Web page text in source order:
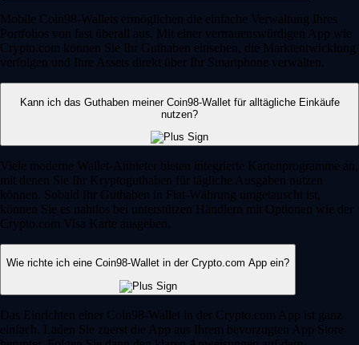
Mobile Coin98-Wallets ermöglichen die einfache Verwaltung Ihres
Portfolios von fast überall aus. Mit einer vertrauenswürdigen App wie
Crypto.com können Sie Ihr Guthaben einsehen, die Marktentwicklung
verfolgen und Ihre Assets direkt über Ihr Smartphone verwalten.
Kann ich das Guthaben meiner Coin98-Wallet für alltägliche Einkäufe
nutzen?
Viele moderne Wallet-Anbieter bieten integrierte Kartenprogramme an,
mit denen Sie Ihr Kryptoguthaben für tägliche Ausgaben nutzen
können. Sobald Ihr Guthaben in Fiat-Währung umgetauscht ist,
können Sie es nahtlos bei unterstützen Händlern mit Optionen wie der
Crypto.com Visa Karte ausgeben.
Wie richte ich eine Coin98-Wallet in der Crypto.com App ein?
Das Einrichten einer Coin98-Wallet in der Crypto.com App ist ganz
einfach. Laden Sie zuerst die App aus Ihrem bevorzugten App Store